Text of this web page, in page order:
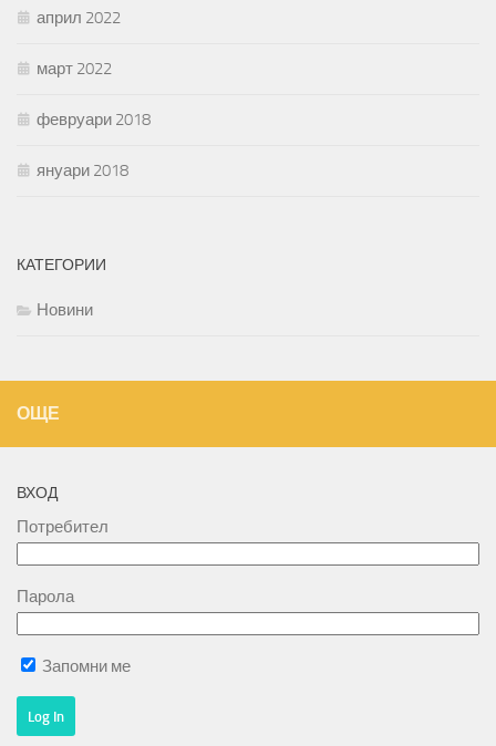
април 2022
март 2022
февруари 2018
януари 2018
КАТЕГОРИИ
Новини
ОЩЕ
ВХОД
Потребител
Парола
Запомни ме